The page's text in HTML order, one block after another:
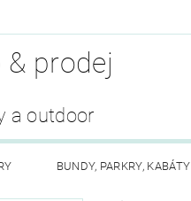
prodej
a outdoor
BUNDY, PARKRY, KABÁTY